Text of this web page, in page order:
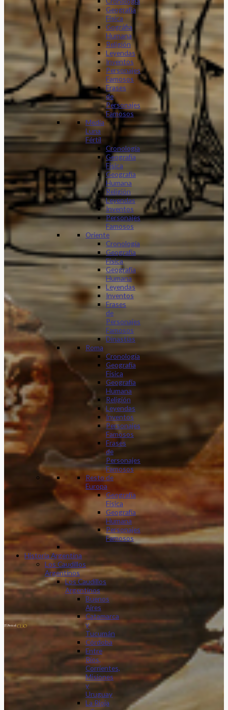
Geografía
Física
Gográfia
Humana
Religión
Leyendas
Inventos
Personajes
Famosos
Frases
de
Personajes
Famosos
Media
Luna
Fértil
Cronología
Geografía
Física
Geografía
Humana
Religión
Leyendas
Inventos
Personajes
Famosos
Oriente
Cronología
Geografía
Física
Geografía
Humana
Leyendas
Inventos
Frases
de
Personajes
Famosos
Dinastias
Roma
Cronología
Geografía
Física
Geografía
Humana
Religión
Leyendas
Inventos
Personajes
Famosos
Frases
de
Personajes
Famosos
Resto de
Europa
Geografía
Física
Geografía
Humana
Personajes
Famosos
Historia Argentina
Los Caudillos
Argentinos
Los Caudillos
Argentinos
Buenos
Aires
Catamarca
y
Tucumán
Córdoba
Entre
Ríos,
Corrientes,
Misiones
y
Uruguay
La Rioja